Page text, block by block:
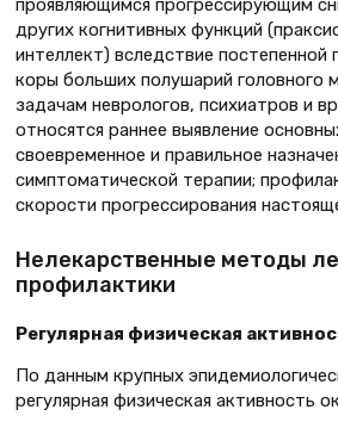
проявляющимся прогрессирующим
других когнитивных функций
интеллект) вследствие постепенной
коры больших полушарий головного
задачам неврологов, психиатров и
относятся раннее выявление
своевременное и правильное
симптоматической терапии;
скорости прогрессирования
Нелекарственные методы
профилактики
Регулярная физическая
По данным крупных
регулярная физическая активность